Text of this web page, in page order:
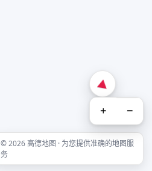
+ −
© 2026 高德地图 · 为您提供准确的地图服
务